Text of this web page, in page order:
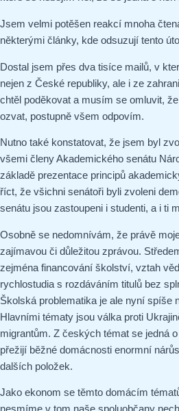
Jsem velmi potěšen reakcí mnoha
některými články, kde odsuzují tento
Dostal jsem přes dva tisíce mailů, v
nejen z České republiky, ale i ze
chtěl poděkovat a musím se omluvit,
ozvat, postupně všem odpovím.
Nutno také konstatovat, že jsem byl
všemi členy Akademického senátu
základě prezentace principů
říct, že všichni senátoři byli zvoleni
senátu jsou zastoupeni i studenti, a i ti
Osobně se nedomnívám, že právě
zajímavou či důležitou zprávou.
zejména financování školství, vztah
rychlostudia s rozdáváním titulů bez
Školská problematika je ale nyní spíše
Hlavními tématy jsou válka proti
migrantům. Z českých témat se jedná
přežijí běžné domácnosti enormní
dalších položek.
Jako ekonom se těmto domácím